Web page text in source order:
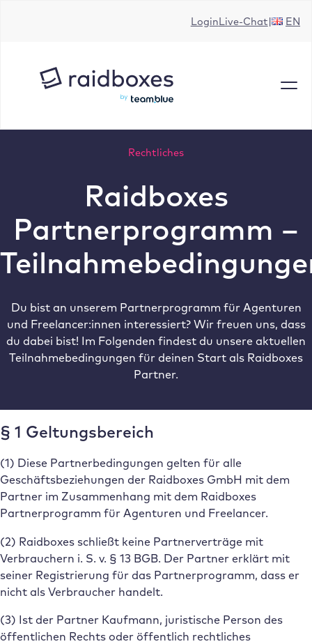
LoginLive-Chat EN
Rechtliches
Raidboxes
Partnerprogramm –
Du bist an unserem Partnerprogramm für Agenturen
und Freelancer:innen interessiert? Wir freuen uns, dass
du dabei bist! Im Folgenden findest du unsere aktuellen
Teilnahmebedingungen für deinen Start als Raidboxes
Partner.
§ 1 Geltungsbereich
(1) Diese Partnerbedingungen gelten für alle
Geschäftsbeziehungen der Raidboxes GmbH mit dem
Partner im Zusammenhang mit dem Raidboxes
Partnerprogramm für Agenturen und Freelancer.
(2) Raidboxes schließt keine Partnerverträge mit
Verbrauchern i. S. v. § 13 BGB. Der Partner erklärt mit
seiner Registrierung für das Partnerprogramm, dass er
nicht als Verbraucher handelt.
(3) Ist der Partner Kaufmann, juristische Person des
öffentlichen Rechts oder öffentlich rechtliches